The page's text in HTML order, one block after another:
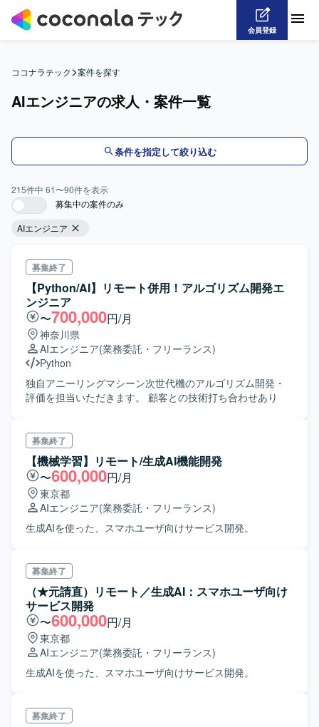
会員登録
ココナラテック>案件を探す
AIエンジニアの求人・案件一覧
条件を指定して絞り込む
215件中 61〜90件を表示
募集中の案件のみ
AIエンジニア
募集終了
【Python/AI】リモート併用！アルゴリズム開発エ
ンジニア
〜700,000円/月
神奈川県
AIエンジニア(業務委託・フリーランス)
Python
独自アニーリングマシーン次世代機のアルゴリズム開発・
評価を担当いただきます。 顧客との技術打ち合わせあり
募集終了
【機械学習】リモート/生成AI機能開発
〜600,000円/月
東京都
AIエンジニア(業務委託・フリーランス)
生成AIを使った、スマホユーザ向けサービス開発。
募集終了
（★元請直）リモート／生成AI：スマホユーザ向け
サービス開発
〜600,000円/月
東京都
AIエンジニア(業務委託・フリーランス)
生成AIを使った、スマホユーザ向けサービス開発。
募集終了